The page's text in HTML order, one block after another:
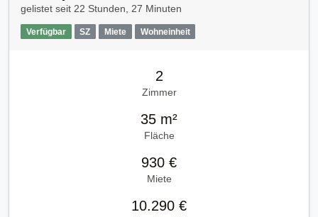
gelistet seit 22 Stunden, 27 Minuten
Verfügbar SZ Miete Wohneinheit
2
Zimmer
35 m²
Fläche
930 €
Miete
10.290 €